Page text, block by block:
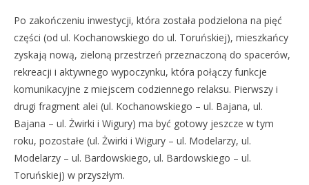
Po zakończeniu inwestycji, która została podzielona na pięć
części (od ul. Kochanowskiego do ul. Toruńskiej), mieszkańcy
zyskają nową, zieloną przestrzeń przeznaczoną do spacerów,
rekreacji i aktywnego wypoczynku, która połączy funkcje
komunikacyjne z miejscem codziennego relaksu. Pierwszy i
drugi fragment alei (ul. Kochanowskiego – ul. Bajana, ul.
Bajana – ul. Żwirki i Wigury) ma być gotowy jeszcze w tym
roku, pozostałe (ul. Żwirki i Wigury – ul. Modelarzy, ul.
Modelarzy – ul. Bardowskiego, ul. Bardowskiego – ul.
Toruńskiej) w przyszłym.